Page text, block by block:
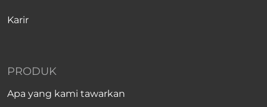
Karir
PRODUK
Apa yang kami tawarkan